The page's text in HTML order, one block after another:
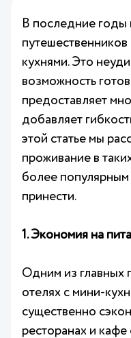
В последние годы
кухнями. Это
возможность
предоставляет
добавляет
этой статье мы
проживание в
более
принести.
1. Экономия на
Одним из главных
отелях с мини-
существенно
ресторанах и